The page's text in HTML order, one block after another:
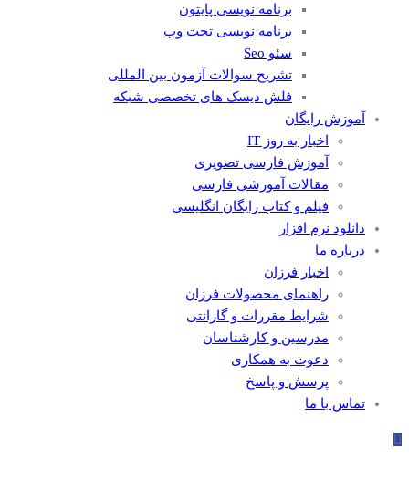
برنامه نویسی پایتون
برنامه نویسی تحت وب
سئو Seo
تشریح سوالات آزمون بین المللی
فلش دیسک های تخصصی شبکه
آموزش رایگان
اخبار به روز IT
آموزش فارسی تصویری
مقالات آموزشی فارسی
فیلم و کتاب رایگان انگلیسی
دانلود نرم افزار
درباره ما
اخبار فرزان
راهنمای محصولات فرزان
شرایط مقررات و گارانتی
مدرسین و کارشناسان
دعوت به همکاری
پرسش و پاسخ
تماس با ما